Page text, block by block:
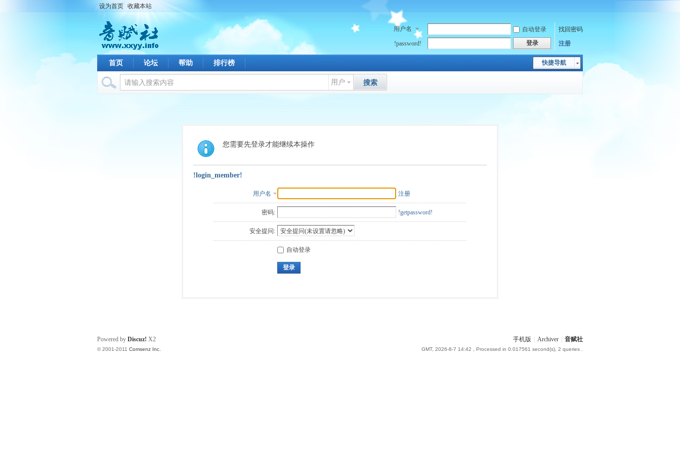
设为首页 收藏本站
用户名 自动登录
找回密码
!password!
登录 注册
快捷导航
首页 论坛 帮助 排行榜
用户 搜索
您需要先登录才能继续本操作
!login_member!
用户名 注册
密码: !getpassword!
安全提问:
自动登录
登录
手机版 Archiver 音赋社
GMT, 2026-8-7 14:42 , Processed in 0.017561 second(s), 2 queries .
Powered by Discuz! X2
© 2001-2011 Comsenz Inc.